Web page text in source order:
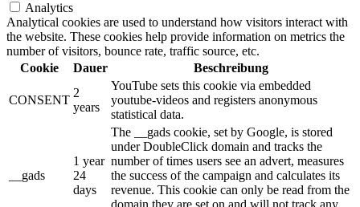
Analytics
Analytical cookies are used to understand how visitors interact with
the website. These cookies help provide information on metrics the
number of visitors, bounce rate, traffic source, etc.
Cookie
Dauer Beschreibung
CONSENT
2
years
YouTube sets this cookie via embedded
youtube-videos and registers anonymous
statistical data.
__gads
1 year
24
days
The __gads cookie, set by Google, is stored
under DoubleClick domain and tracks the
number of times users see an advert, measures
the success of the campaign and calculates its
revenue. This cookie can only be read from the